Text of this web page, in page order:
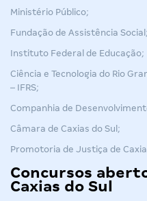
Ministério Público;
Fundação de Assistência Social;
Instituto Federal de Educação;
Ciência e Tecnologia do Rio
– IFRS;
Companhia de
Câmara de Caxias do Sul;
Promotoria de Justiça de
Concursos
Caxias do Sul